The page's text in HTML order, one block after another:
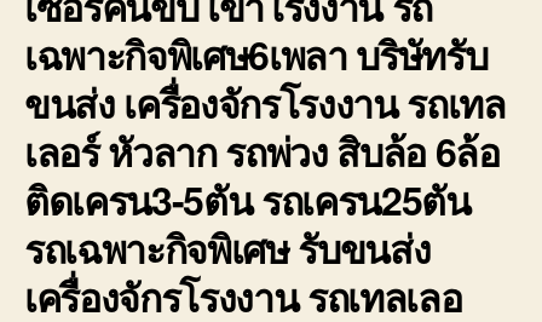
เฉพาะกิจพิเศษ6เพลา บริษัทรับ
ขนส่ง เครื่องจักรโรงงาน รถเทล
เลอร์ หัวลาก รถพ่วง สิบล้อ 6ล้อ
ติดเครน3-5ตัน รถเครน25ตัน
รถเฉพาะกิจพิเศษ รับขนส่ง
เครื่องจักรโรงงาน รถเทลเลอ